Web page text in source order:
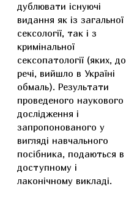
дублювати існуючі
видання як із загальної
сексології, так і з
кримінальної
сексопатології (яких, до
речі, вийшло в Україні
обмаль). Результати
проведеного наукового
дослідження і
запропонованого у
вигляді навчального
посібника, подаються в
доступному і
лаконічному викладі.